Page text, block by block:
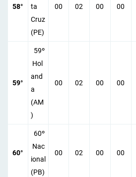
58°
ta
Cruz
(PE)
00 02 00 00
59°
59º
Hol
and
a
(AM
)
00 02 00 00
60°
60º
Nac
ional
(PB)
00 02 00 00